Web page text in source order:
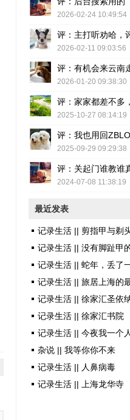
2026-02-24 10:49:54
评：主打听劝哈，
2026-02-11 09:03:56
评：有机会来云南
2026-01-20 09:38:30
评：家家都差不多
2025-10-27 08:14:19
评：我也用回
2025-09-29 09:29:38
评：关起门谁教谁
2024-07-08 11:38:19
最近发表
记录生活 || 剪指甲与剃
记录生活 || 没有脚趾甲
记录生活 || 蛇年，丢了
记录生活 || 旅居上海的
记录生活 || 徐家汇圣依
记录生活 || 徐家汇书院
记录生活 || 今夜我一个人
杂说 || 我等你你不来
记录生活 || 人鼻病毒
记录生活 || 上海龙华寺